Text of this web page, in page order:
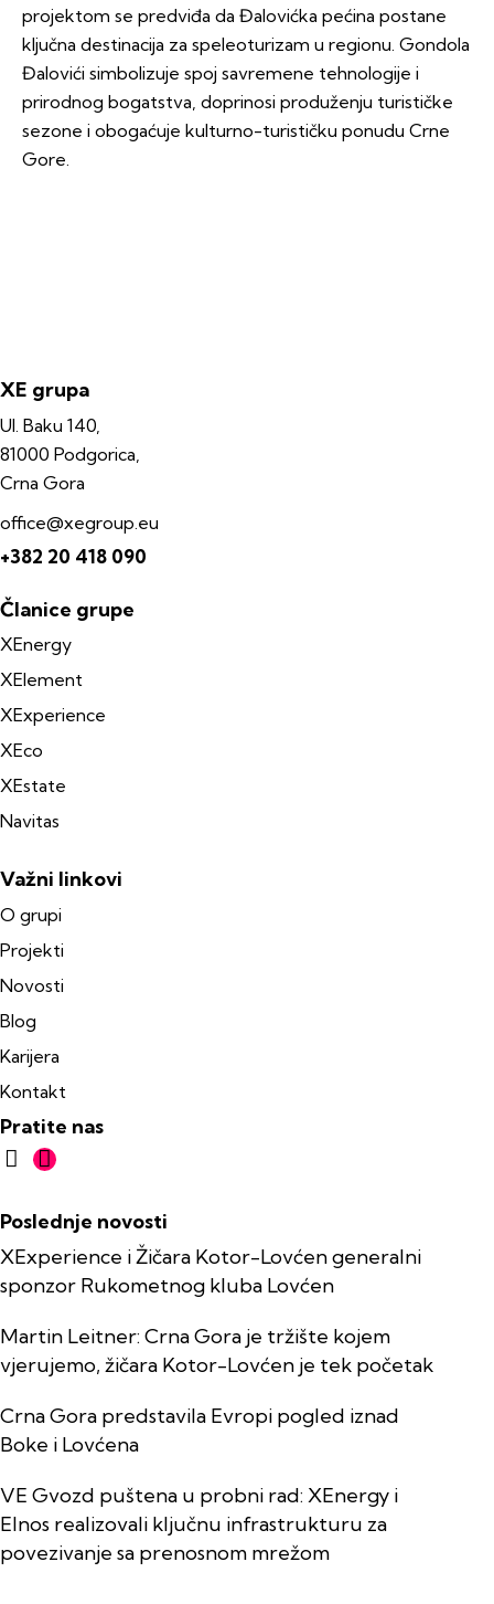
projektom se predviđa da Đalovićka pećina postane
ključna destinacija za speleoturizam u regionu. Gondola
Đalovići simbolizuje spoj savremene tehnologije i
prirodnog bogatstva, doprinosi produženju turističke
sezone i obogaćuje kulturno-turističku ponudu Crne
Gore.
XE grupa
Ul. Baku 140,
81000 Podgorica,
Crna Gora
office@xegroup.eu
+382 20 418 090
Članice grupe
XEnergy
XElement
XExperience
XEco
XEstate
Navitas
Važni linkovi
O grupi
Projekti
Novosti
Blog
Karijera
Kontakt
Pratite nas
Poslednje novosti
XExperience i Žičara Kotor-Lovćen generalni
sponzor Rukometnog kluba Lovćen
Martin Leitner: Crna Gora je tržište kojem
vjerujemo, žičara Kotor-Lovćen je tek početak
Crna Gora predstavila Evropi pogled iznad
Boke i Lovćena
VE Gvozd puštena u probni rad: XEnergy i
Elnos realizovali ključnu infrastrukturu za
povezivanje sa prenosnom mrežom